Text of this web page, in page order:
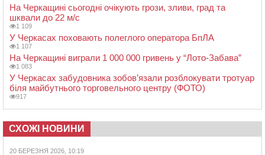
На Черкащині сьогодні очікують грози, зливи, град та
шквали до 22 м/с
1 109
У Черкасах поховають полеглого оператора БпЛА
1 107
На Черкащині виграли 1 000 000 гривень у “Лото-Забава”
1 083
У Черкасах забудовника зобов’язали розблокувати тротуар
біля майбутнього торговельного центру (ФОТО)
917
СХОЖІ НОВИНИ
20 БЕРЕЗНЯ 2026, 10:19